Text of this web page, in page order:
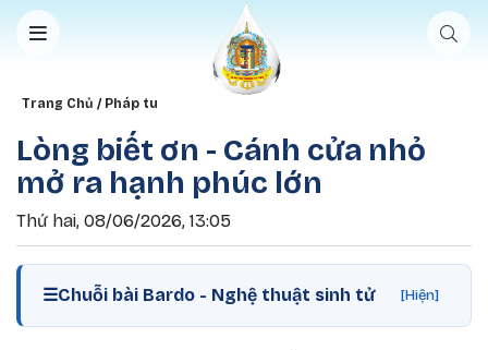
Nhảy đến nội dung
Breadcrumb
Trang Chủ Pháp tu
Lòng biết ơn - Cánh cửa nhỏ
mở ra hạnh phúc lớn
Thứ hai, 08/06/2026, 13:05
☰Chuỗi bài Bardo - Nghệ thuật sinh tử [Hiện]